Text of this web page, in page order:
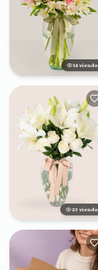
15 viendo
22 viendo